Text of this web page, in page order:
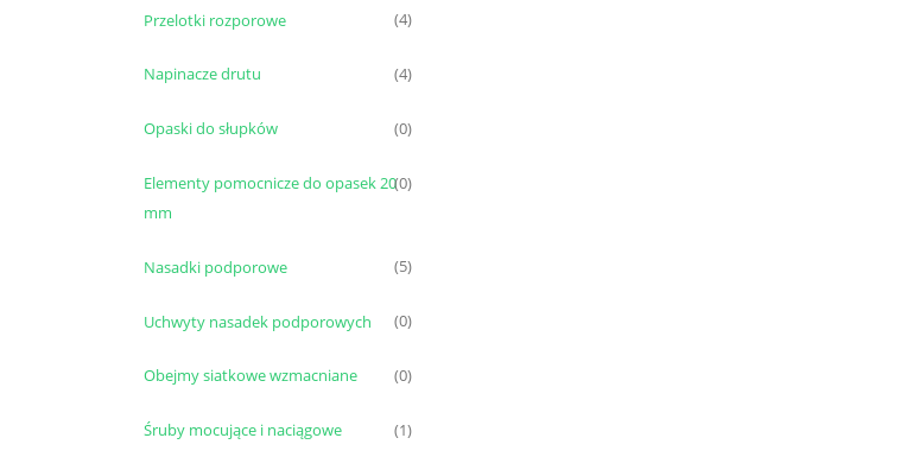
Przelotki rozporowe (4)
Napinacze drutu (4)
Opaski do słupków (0)
Elementy pomocnicze do opasek 20
mm
(0)
Nasadki podporowe (5)
Uchwyty nasadek podporowych (0)
Obejmy siatkowe wzmacniane (0)
Śruby mocujące i naciągowe (1)